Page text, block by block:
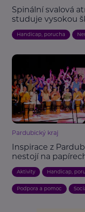
Spinální svalová
studuje vysokou
Handicap, porucha
Pardubický kraj
Inspirace z
nestojí na
Aktivity Handicap,
Podpora a pomoc